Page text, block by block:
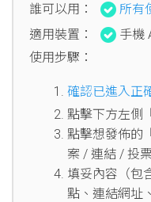
誰可以用：
所有
適用裝置：
手機
使用步驟：
確認已進入正
點擊下方左側
點擊想發佈的
案 / 連結 / 投
填妥內容（包
點、連結網址